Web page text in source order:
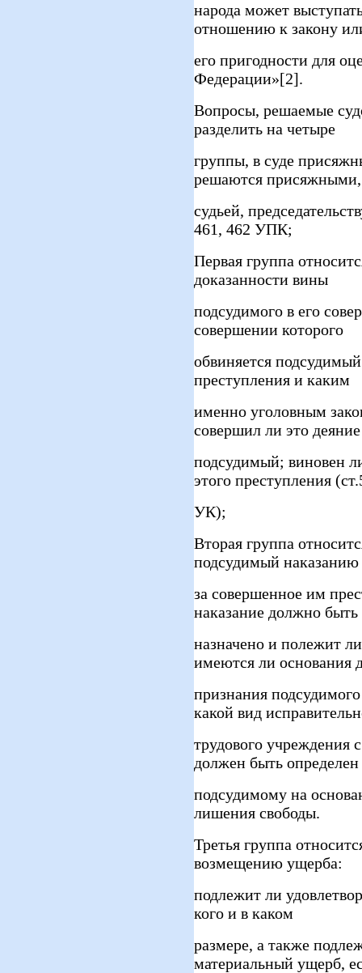
народа может
отношению к закону
его пригодности для
Федерации»[2].
Вопросы, решаемые
разделить на четыре
группы, в суде
решаются присяжными,
судьей,
461, 462 УПК;
Первая группа
доказанности вины
подсудимого в его
совершении которого
обвиняется
преступления и каким
именно уголовным
совершил ли это деяние
подсудимый; виновен
этого преступления
УК);
Вторая группа
подсудимый наказанию
за совершенное им
наказание должно быть
назначено и полежит
имеются ли основания
признания
какой вид
трудового
должен быть определен
подсудимому на
лишения свободы.
Третья группа
возмещению ущерба:
подлежит ли
кого и в каком
размере, а также
материальный ущерб,